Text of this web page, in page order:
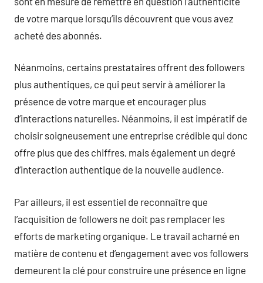
de votre marque lorsqu’ils découvrent que vous avez
acheté des abonnés.
Néanmoins, certains prestataires offrent des followers
plus authentiques, ce qui peut servir à améliorer la
présence de votre marque et encourager plus
d’interactions naturelles. Néanmoins, il est impératif de
choisir soigneusement une entreprise crédible qui donc
offre plus que des chiffres, mais également un degré
d’interaction authentique de la nouvelle audience.
Par ailleurs, il est essentiel de reconnaître que
l’acquisition de followers ne doit pas remplacer les
efforts de marketing organique. Le travail acharné en
matière de contenu et d’engagement avec vos followers
demeurent la clé pour construire une présence en ligne